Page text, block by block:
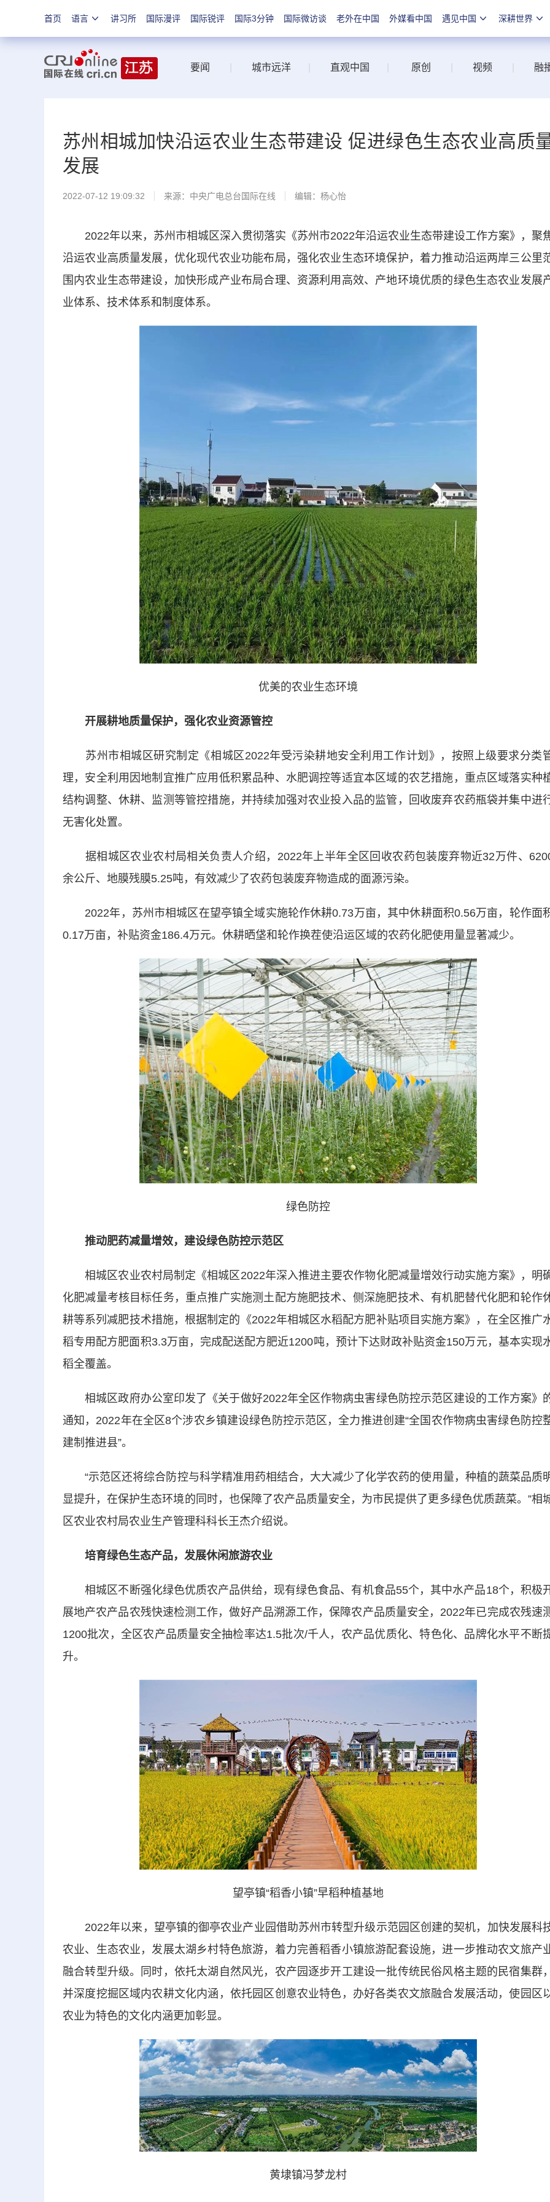
首页 语言 讲习所 国际漫评 国际锐评 国际3分钟 国际微访谈 老外在中国 外媒看中国 遇见中国 深耕世界
要闻 城市远洋 直观中国 原创 视频 融
苏州相城加快沿运农业生态带建设 促进绿色生态农业高质
发展
2022-07-12 19:09:32 来源：中央广电总台国际在线 编辑：杨心怡
2022年以来，苏州市相城区深入贯彻落实《苏州市2022年沿运农业生态带建设工作方案》，聚
沿运农业高质量发展，优化现代农业功能布局，强化农业生态环境保护，着力推动沿运两岸三公里
围内农业生态带建设，加快形成产业布局合理、资源利用高效、产地环境优质的绿色生态农业发展
业体系、技术体系和制度体系。
优美的农业生态环境
开展耕地质量保护，强化农业资源管控
苏州市相城区研究制定《相城区2022年受污染耕地安全利用工作计划》，按照上级要求分类
理，安全利用因地制宜推广应用低积累品种、水肥调控等适宜本区域的农艺措施，重点区域落实种
结构调整、休耕、监测等管控措施，并持续加强对农业投入品的监管，回收废弃农药瓶袋并集中进
无害化处置。
据相城区农业农村局相关负责人介绍，2022年上半年全区回收农药包装废弃物近32万件、
余公斤、地膜残膜5.25吨，有效减少了农药包装废弃物造成的面源污染。
2022年，苏州市相城区在望亭镇全域实施轮作休耕0.73万亩，其中休耕面积0.56万亩，轮作面
0.17万亩，补贴资金186.4万元。休耕晒垡和轮作换茬使沿运区域的农药化肥使用量显著减少。
绿色防控
推动肥药减量增效，建设绿色防控示范区
相城区农业农村局制定《相城区2022年深入推进主要农作物化肥减量增效行动实施方案》，明
化肥减量考核目标任务，重点推广实施测土配方施肥技术、侧深施肥技术、有机肥替代化肥和轮作
耕等系列减肥技术措施，根据制定的《2022年相城区水稻配方肥补贴项目实施方案》，在全区推广
稻专用配方肥面积3.3万亩，完成配送配方肥近1200吨，预计下达财政补贴资金150万元，基本实现
稻全覆盖。
相城区政府办公室印发了《关于做好2022年全区作物病虫害绿色防控示范区建设的工作方案》
通知，2022年在全区8个涉农乡镇建设绿色防控示范区，全力推进创建“全国农作物病虫害绿色防控
建制推进县”。
“示范区还将综合防控与科学精准用药相结合，大大减少了化学农药的使用量，种植的蔬菜品质
显提升，在保护生态环境的同时，也保障了农产品质量安全，为市民提供了更多绿色优质蔬菜。”相
区农业农村局农业生产管理科科长王杰介绍说。
培育绿色生态产品，发展休闲旅游农业
相城区不断强化绿色优质农产品供给，现有绿色食品、有机食品55个，其中水产品18个，积极
展地产农产品农残快速检测工作，做好产品溯源工作，保障农产品质量安全，2022年已完成农残速
1200批次，全区农产品质量安全抽检率达1.5批次/千人，农产品优质化、特色化、品牌化水平不断
升。
望亭镇“稻香小镇”早稻种植基地
2022年以来，望亭镇的御亭农业产业园借助苏州市转型升级示范园区创建的契机，加快发展科
农业、生态农业，发展太湖乡村特色旅游，着力完善稻香小镇旅游配套设施，进一步推动农文旅产
融合转型升级。同时，依托太湖自然风光，农产园逐步开工建设一批传统民俗风格主题的民宿集群，
并深度挖掘区域内农耕文化内涵，依托园区创意农业特色，办好各类农文旅融合发展活动，使园区
农业为特色的文化内涵更加彰显。
黄埭镇冯梦龙村